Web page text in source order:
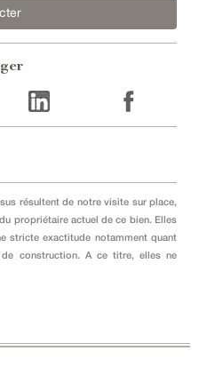
résultent de notre visite sur place,
propriétaire actuel de ce bien. Elles
stricte exactitude notamment quant
construction. A ce titre, elles ne